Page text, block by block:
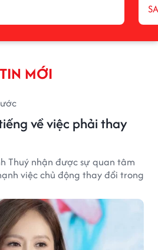
TIN MỚI
về việc phải thay
Thuý nhận được sự quan tâm
việc chủ động thay đổi trong